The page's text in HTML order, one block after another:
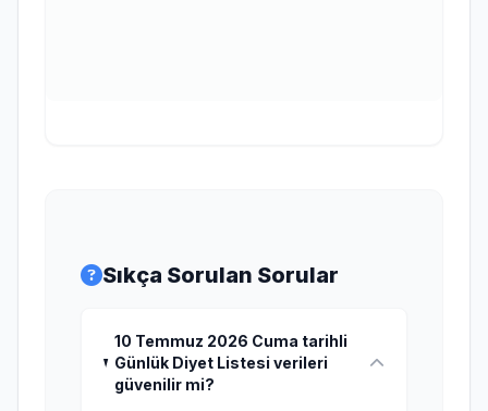
Sıkça Sorulan Sorular
10 Temmuz 2026 Cuma tarihli
Günlük Diyet Listesi verileri
güvenilir mi?